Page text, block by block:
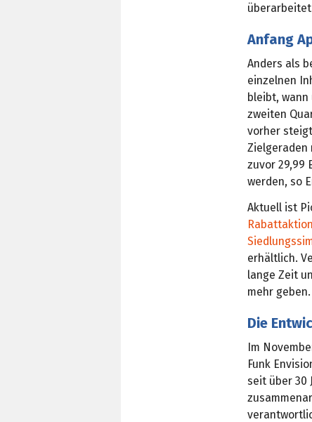
Anfang
Anders als
einzelnen
bleibt, wann
zweiten
vorher
Zielgeraden
zuvor 29,99
werden, so
Aktuell ist
erhältlich.
lange Zeit
mehr geben.
Die
Im
Funk
seit über 30